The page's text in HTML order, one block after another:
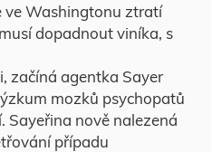
ve Washingtonu ztratí
dopadnout viníka, s
začíná agentka Sayer
mozků psychopatů
Sayeřina nově nalezená
případu